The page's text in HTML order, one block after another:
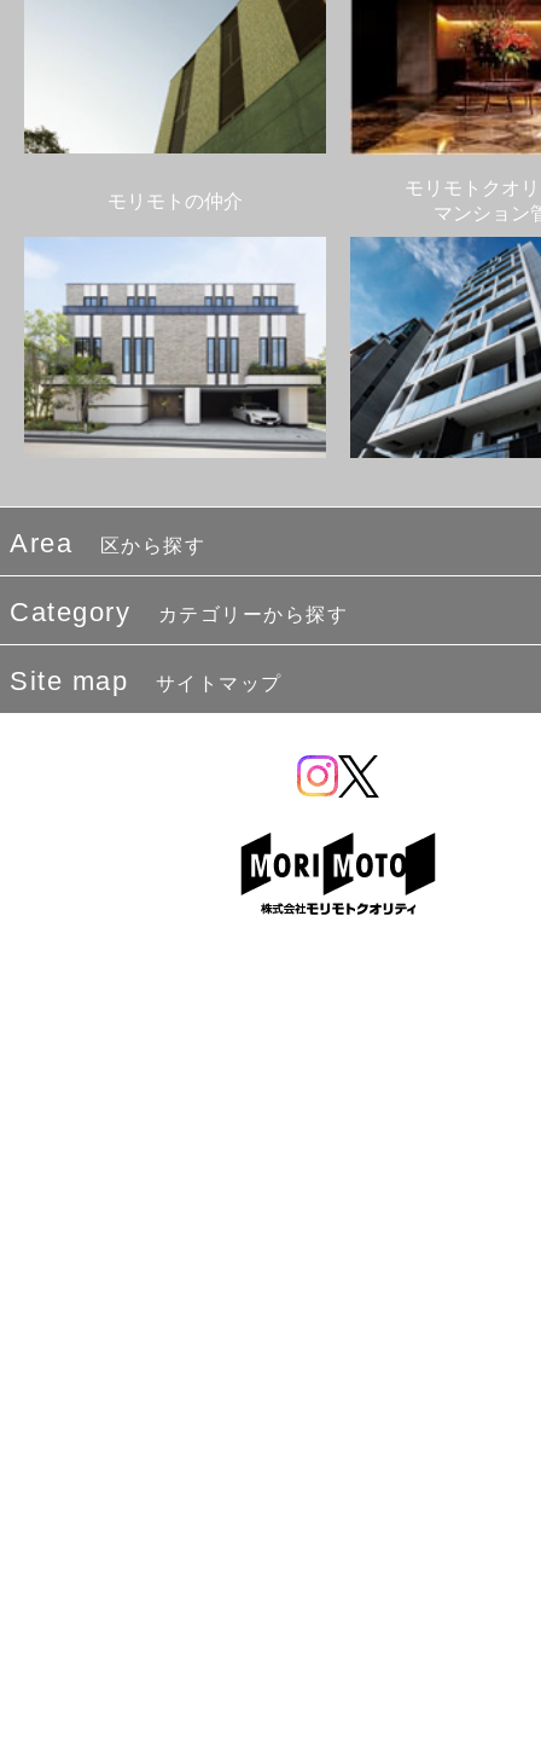
モリモトの仲介
モリモトクオ
マンション
Area 区から探す
Category カテゴリーから探す
Site map サイトマップ